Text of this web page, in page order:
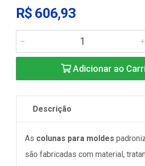
R$ 606,93
Adicionar ao
Descrição
As colunas para moldes
são fabricadas com material,